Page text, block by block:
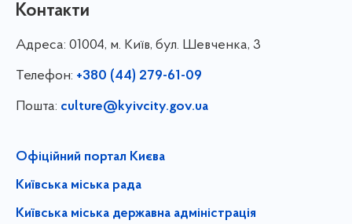
Контакти
Адреса: 01004, м. Київ, бул. Шевченка, 3
Телефон: +380 (44) 279-61-09
Пошта: culture@kyivcity.gov.ua
Офіційний портал Києва
Київська міська рада
Київська міська державна адміністрація